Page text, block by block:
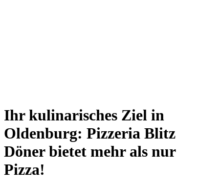
Ihr kulinarisches Ziel in
Oldenburg: Pizzeria Blitz
Döner bietet mehr als nur
Pizza!